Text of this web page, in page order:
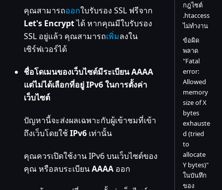
คุณสามารถออกใบรับรอง SSL ฟรีจาก
Let's Encryptได้ หากคุณมีใบรับรอง
SSL อยู่แล้ว คุณสามารถเพิ่มลงใน
เซิร์ฟเวอร์ได้
ชื่อโดเมนของเว็บไซต์มีระเบียน AAAA
แต่ไม่ได้เลือกที่อยู่ IPv6 ในการตั้งค่า
เว็บไซต์
ปัญหานี้จะส่งผลเฉพาะกับผู้เข้าชมที่เข้า
ถึงเว็บโดยใช้IPv6 เท่านั้น
คุณควรเปิดใช้งาน IPv6 บนเว็บไซต์ของ
คุณ หรือลบระเบียนAAAA ออก
กฎไซต์
.htaccess
ไม่ทำงาน
ข้อผิด
พลาด
"Fatal
error:
Allowed
memory
size of X
bytes
exhauste
d (tried
to
allocate
Y bytes)"
ในบันทึก
ของ